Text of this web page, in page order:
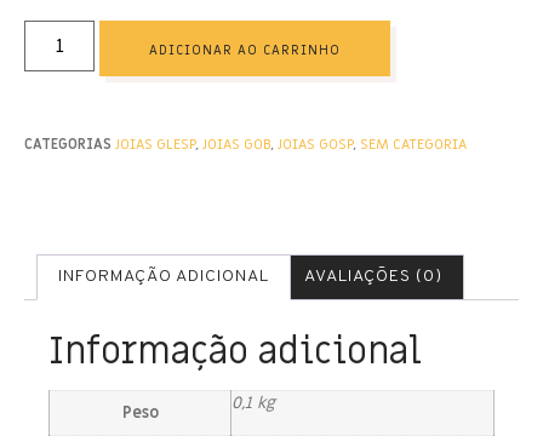
ADICIONAR AO CARRINHO
CATEGORIAS JOIAS GLESP,JOIAS GOB,JOIAS GOSP, SEM CATEGORIA
INFORMAÇÃO ADICIONAL AVALIAÇÕES (0)
Informação adicional
Peso 0,1 kg